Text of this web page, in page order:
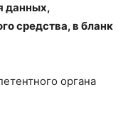
данных,
средства, в бланк
органа